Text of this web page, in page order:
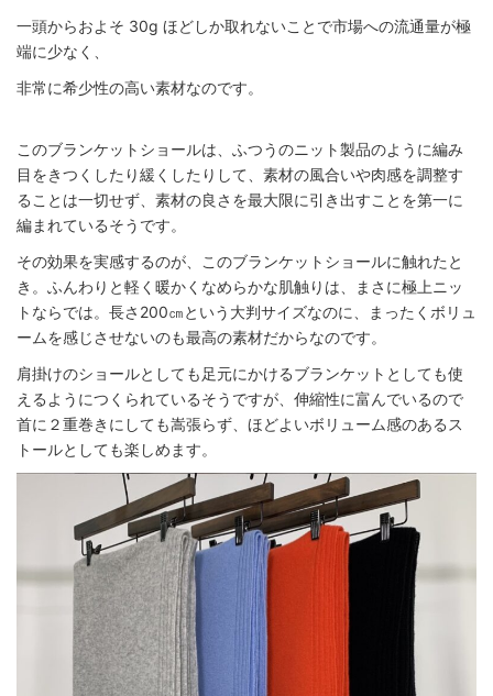
一頭からおよそ 30g ほどしか取れないことで市場への流通量が極
端に少なく、
非常に希少性の高い素材なのです。
このブランケットショールは、ふつうのニット製品のように編み
目をきつくしたり緩くしたりして、素材の風合いや肉感を調整す
ることは一切せず、素材の良さを最大限に引き出すことを第一に
編まれているそうです。
その効果を実感するのが、このブランケットショールに触れたと
き。ふんわりと軽く暖かくなめらかな肌触りは、まさに極上ニッ
トならでは。長さ200㎝という大判サイズなのに、まったくボリュ
ームを感じさせないのも最高の素材だからなのです。
肩掛けのショールとしても足元にかけるブランケットとしても使
えるようにつくられているそうですが、伸縮性に富んでいるので
首に２重巻きにしても嵩張らず、ほどよいボリューム感のあるス
トールとしても楽しめます。